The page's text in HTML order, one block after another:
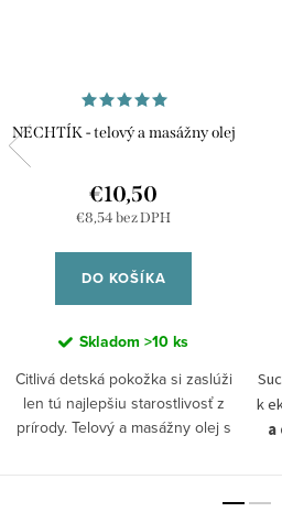
NECHTÍK - telový a masážny olej
€8,54 bez DPH
€10,50
DO KOŠÍKA
Skladom >10 ks
Citlivá detská pokožka si zaslúži
len tú najlepšiu starostlivosť z
prírody. Telový a masážny olej s
k